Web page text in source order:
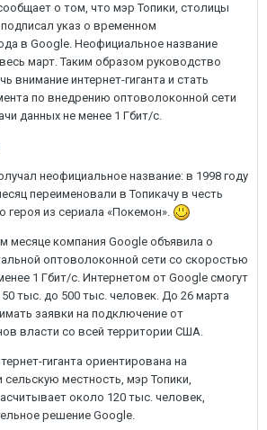
о том, что мэр Топики, столицы
указ о временном
в Google. Неофициальное название
март. Таким образом руководство
внимание интернет-гиганта и стать
по внедрению оптоволоконной сети
данных не менее 1 Гбит/с.
неофициальное название: в 1998 году
переименовали в Топикачу в честь
героя из сериала «Покемон».
компания Google объявила о
оптоволоконной сети со скоростью
1 Гбит/с. Интернетом от Google смогут
тыс. до 500 тыс. человек. До 26 марта
заявки на подключение от
власти со всей территории США.
гиганта ориентирована на
местность, мэр Топики,
около 120 тыс. человек,
решение Google.